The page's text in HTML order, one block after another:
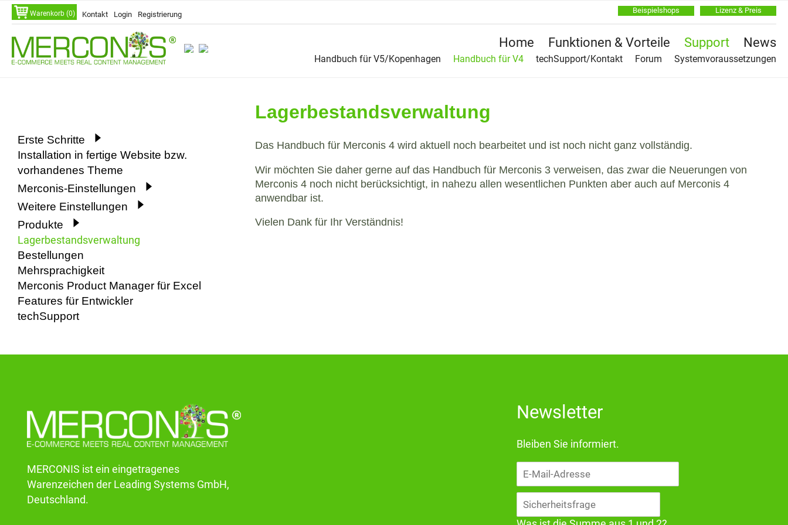
Warenkorb (0)
Navigation
überspringen
Kontakt Login Registrierung Beispielshops Lizenz & Preis
Home Funktionen & Vorteile Support News
Handbuch für V5/Kopenhagen Handbuch für V4 techSupport/Kontakt Forum Systemvoraussetzungen
Lagerbestandsverwaltung
Das Handbuch für Merconis 4 wird aktuell noch bearbeitet und ist noch nicht ganz vollständig.
Wir möchten Sie daher gerne auf das Handbuch für Merconis 3 verweisen, das zwar die Neuerungen von
Merconis 4 noch nicht berücksichtigt, in nahezu allen wesentlichen Punkten aber auch auf Merconis 4
anwendbar ist.
Vielen Dank für Ihr Verständnis!
Navigation
überspringen
Erste Schritte
Installation in fertige Website bzw.
vorhandenes Theme
Merconis-Einstellungen
Weitere Einstellungen
Produkte
Lagerbestandsverwaltung
Bestellungen
Mehrsprachigkeit
Merconis Product Manager für Excel
Features für Entwickler
techSupport
MERCONIS ist ein eingetragenes
Warenzeichen der Leading Systems GmbH,
Deutschland.
Newsletter
Bleiben Sie informiert.
E-
Mail-
Adresse